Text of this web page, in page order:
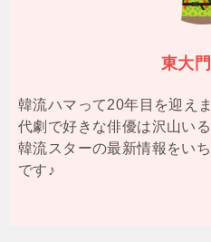
東大
韓流ハマって20年目を迎え
代劇で好きな俳優は沢山い
韓流スターの最新情報をい
です♪